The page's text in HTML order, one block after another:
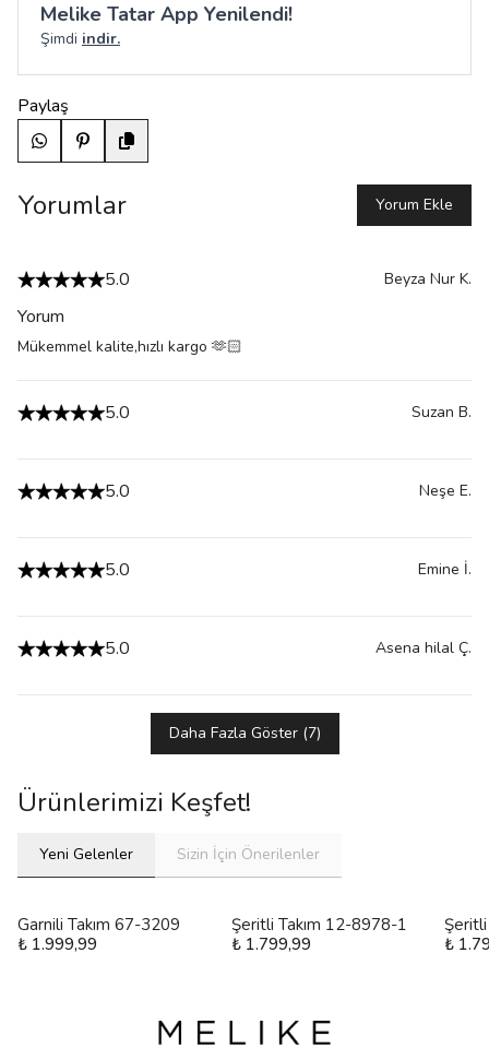
Melike Tatar App Yenilendi!
Şimdi indir.
Paylaş
Yorumlar Yorum Ekle
5.0 Beyza Nur K.
Yorum
Mükemmel kalite,hızlı kargo 🫶🏻
5.0 Suzan B.
5.0 Neşe E.
5.0 Emine İ.
5.0 Asena hilal Ç.
Daha Fazla Göster(7)
Ürünlerimizi Keşfet!
Yeni Gelenler Sizin İçin Önerilenler
Garnili Takım 67-3209
₺ 1.999,99
Şeritli Takım 12-8978-1
₺ 1.799,99
₺